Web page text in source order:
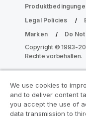
Legal Policies
Marken
Do
Copyright © 1993-
Rechte vorbehalten.
Nehmen Sie
We use cookies to
and to deliver content
you accept the use of
data transmission to